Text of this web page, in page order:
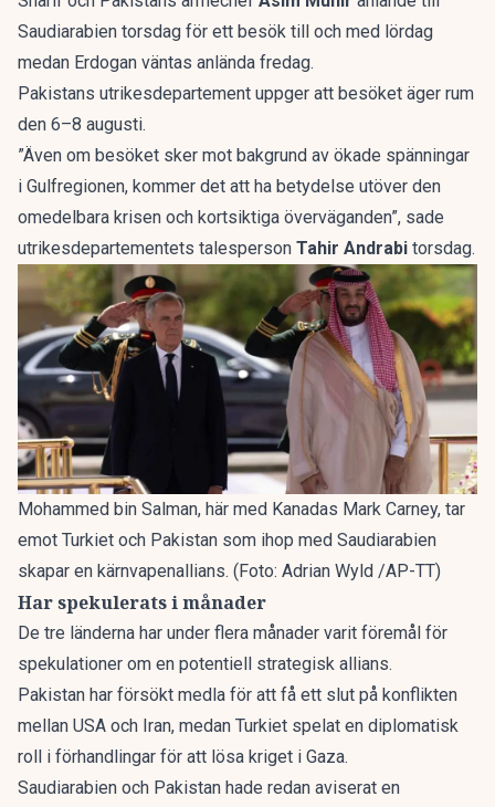
Saudiarabien torsdag för ett besök till och med lördag
medan Erdogan väntas anlända fredag.
Pakistans utrikesdepartement uppger att besöket äger rum
den 6–8 augusti.
”Även om besöket sker mot bakgrund av ökade spänningar
i Gulfregionen, kommer det att ha betydelse utöver den
omedelbara krisen och kortsiktiga överväganden”, sade
utrikesdepartementets talesperson Tahir Andrabi torsdag.
Mohammed bin Salman, här med Kanadas Mark Carney, tar
emot Turkiet och Pakistan som ihop med Saudiarabien
skapar en kärnvapenallians. (Foto: Adrian Wyld /AP-TT)
Har spekulerats i månader
De tre länderna har under flera månader varit föremål för
spekulationer om en potentiell strategisk allians.
Pakistan har försökt medla för att få ett slut på konflikten
mellan USA och Iran, medan Turkiet spelat en diplomatisk
roll i förhandlingar för att lösa kriget i Gaza.
Saudiarabien och Pakistan hade redan aviserat en